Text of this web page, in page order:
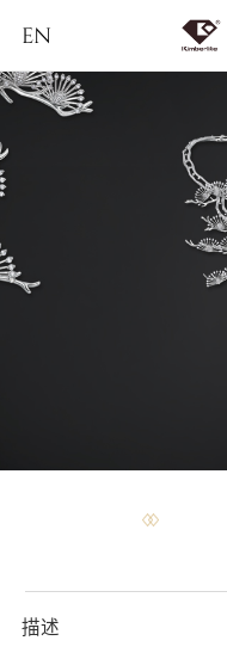
EN
描述